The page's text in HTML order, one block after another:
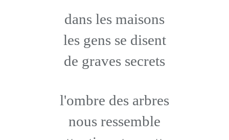
dans les maisons
les gens se disent
de graves secrets
l'ombre des arbres
nous ressemble